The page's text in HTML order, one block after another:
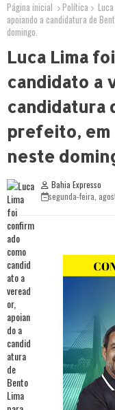
Página inicial Política
apoiando a candidatura de
domingo.
Luca Lima
candidato a
candidatura
prefeito,
neste
Bahia Expresso
segunda-feira,